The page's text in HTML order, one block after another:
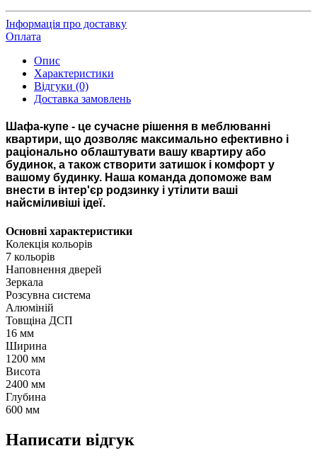
Інформація про доставку
Оплата
Опис
Характеристики
Відгуки (0)
Доставка замовлень
Шафа-купе - це сучасне рішення в меблюванні
квартири, що дозволяє максимально ефективно і
раціонально облаштувати вашу квартиру або
будинок, а також створити затишок і комфорт у
вашому будинку. Наша команда допоможе вам
внести в інтер'єр родзинку і утілити ваші
найсміливіші ідеї.
Основні характеристики
Колекція кольорів
7 кольорів
Наповнення дверей
Зеркала
Розсувна система
Алюміній
Товщіна ДСП
16 мм
Ширина
1200 мм
Висота
2400 мм
Глубина
600 мм
Написати відгук